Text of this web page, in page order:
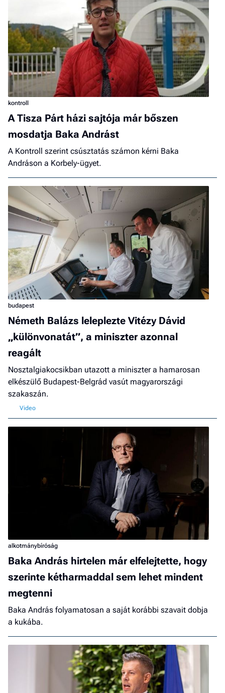
kontroll
A Tisza Párt házi sajtója már bőszen
mosdatja Baka Andrást
A Kontroll szerint csúsztatás számon kérni Baka
Andráson a Korbely-ügyet.
budapest
Németh Balázs leleplezte Vitézy Dávid
„különvonatát”, a miniszter azonnal
reagált
Nosztalgiakocsikban utazott a miniszter a hamarosan
elkészülő Budapest-Belgrád vasút magyarországi
szakaszán.
alkotmánybíróság
Baka András hirtelen már elfelejtette, hogy
szerinte kétharmaddal sem lehet mindent
megtenni
Baka András folyamatosan a saját korábbi szavait dobja
a kukába.